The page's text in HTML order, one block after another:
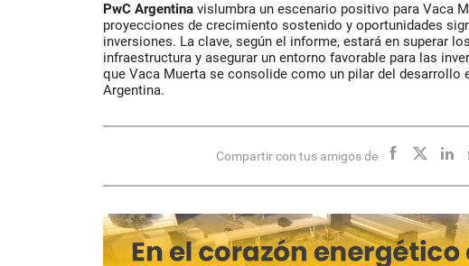
PwC Argentina vislumbra un escenario positivo para Vaca
proyecciones de crecimiento sostenido y oportunidades
inversiones. La clave, según el informe, estará en superar
infraestructura y asegurar un entorno favorable para las
que Vaca Muerta se consolide como un pilar del desarrollo
Argentina.
Compartir con tus amigos de